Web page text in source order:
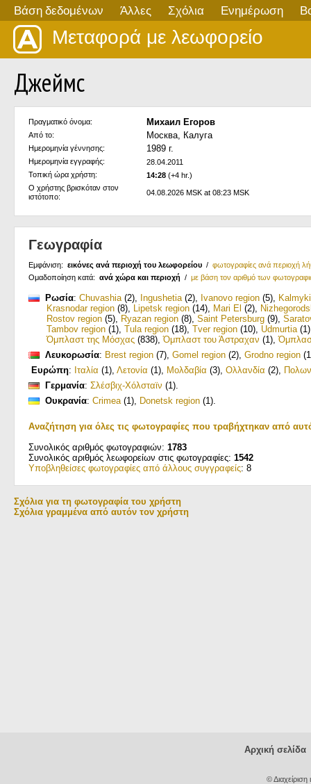
Βάση δεδομένων Άλλες Σχόλια Ενημέρωση
Μεταφορά με λεωφορείο
Джеймс
Πραγματικό όνομα: Михаил Егоров
Από το: Москва, Калуга
Ημερομηνία γέννησης: 1989 г.
Ημερομηνία εγγραφής:
28.04.2011
Τοπική ώρα χρήστη:
14:28 (+4 hr.)
Ο χρήστης βρισκόταν στον
ιστότοπο:
04.08.2026 MSK at 08:23 MSK
Γεωγραφία
Εμφάνιση: εικόνες ανά περιοχή του λεωφορείου / φωτογραφίες ανά περιοχή
Ομαδοποίηση κατά: ανά χώρα και περιοχή / με βάση τον αριθμό των
Ρωσία: Chuvashia(2), Ingushetia(2), Ivanovo region (5),
Krasnodar region (8), Lipetsk region (14), Mari El (2),
Rostov region (5), Ryazan region (8), Saint Petersburg (9),
Tambov region (1), Tula region (18), Tver region (10), Udmurtia(1)
Όμπλαστ της Μόσχας (838),Όμπλαστ του Άστραχαν (1),
Λευκορωσία: Brest region (7), Gomel region (2), Grodno region
Ευρώπη: Ιταλία (1), Λετονία (1), Μολδαβία (3), Ολλανδία (2),
Γερμανία: Σλέσβιχ-Χόλσταϊν (1).
Ουκρανία: Crimea(1), Donetsk region (1).
Αναζήτηση για όλες τις φωτογραφίες που τραβήχτηκαν από
Συνολικός αριθμός φωτογραφιών: 1783
Συνολικός αριθμός λεωφορείων στις φωτογραφίες: 1542
Υποβληθείσες φωτογραφίες από άλλους συγγραφείς: 8
Σχόλια για τη φωτογραφία του χρήστη
Σχόλια γραμμένα από αυτόν τον χρήστη
Αρχική σελίδα
©